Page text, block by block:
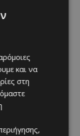
η
100
δικτύου
στο κέντρο της
€9,2 εκατ.
από την
το πρωί της
Αυγούστου...
και να
στη